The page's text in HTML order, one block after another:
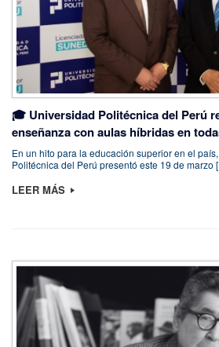
🎓 Universidad Politécnica del Perú
enseñanza con aulas híbridas en
En un hito para la educación superior en el
Politécnica del Perú presentó este 19 de marzo
LEER MÁS